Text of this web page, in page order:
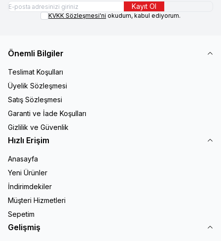
Kayıt Ol
KVKK Sözleşmesi'ni okudum, kabul ediyorum.
Önemli Bilgiler
Teslimat Koşulları
Üyelik Sözleşmesi
Satış Sözleşmesi
Garanti ve İade Koşulları
Gizlilik ve Güvenlik
Hızlı Erişim
Anasayfa
Yeni Ürünler
İndirimdekiler
Müşteri Hizmetleri
Sepetim
Gelişmiş